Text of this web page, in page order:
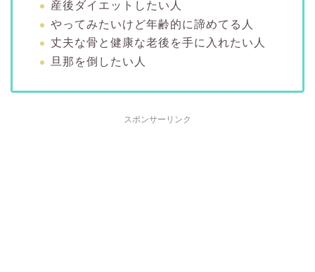
産後ダイエットしたい人
やってみたいけど年齢的に諦めてる人
丈夫な骨と健康な老後を手に入れたい人
旦那を倒したい人
スポンサーリンク